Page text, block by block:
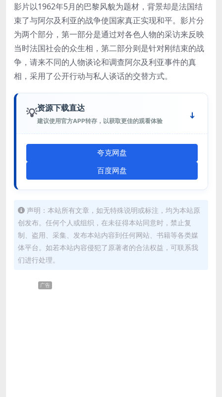
影片以1962年5月的巴黎风貌为题材，背景却是法国结
束了与阿尔及利亚的战争使国家真正实现和平。影片分
为两个部分，第一部分是通过对各色人物的采访来反映
当时法国社会的众生相，第二部分则是针对刚结束的战
争，请来不同的人物谈论和调查阿尔及利亚事件的真
相，采用了公开行动与私人谈话的交替方式。
💡资源下载直达
建议使用官方APP转存，以获取更佳的观看体验
夸克网盘
百度网盘
声明：本站所有文章，如无特殊说明或标注，均为本站原
创发布。任何个人或组织，在未征得本站同意时，禁止复
制、盗用、采集、发布本站内容到任何网站、书籍等各类媒
体平台。如若本站内容侵犯了原著者的合法权益，可联系我
们进行处理。
广告